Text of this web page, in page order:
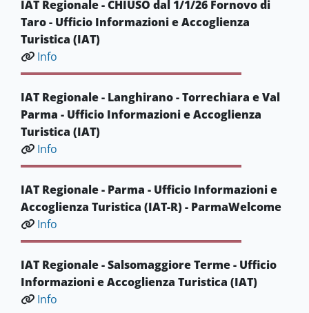
IAT Regionale - CHIUSO dal 1/1/26 Fornovo di
Taro - Ufficio Informazioni e Accoglienza
Turistica (IAT)
Info
IAT Regionale - Langhirano - Torrechiara e Val
Parma - Ufficio Informazioni e Accoglienza
Turistica (IAT)
Info
IAT Regionale - Parma - Ufficio Informazioni e
Accoglienza Turistica (IAT-R) - ParmaWelcome
Info
IAT Regionale - Salsomaggiore Terme - Ufficio
Informazioni e Accoglienza Turistica (IAT)
Info